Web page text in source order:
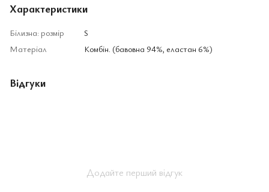
Характеристики
Білизна: розмір
S
Матеріал
Комбін. (бавовна 94%, еластан 6%)
Відгуки
Додайте перший відгук